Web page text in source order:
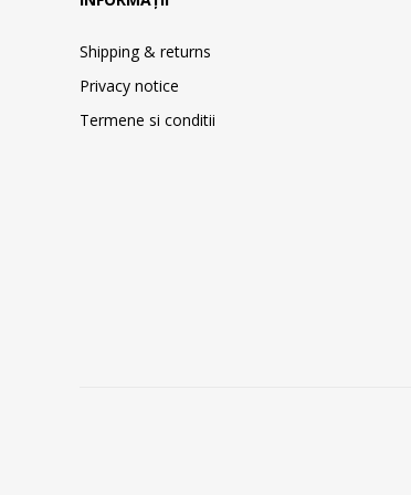
Shipping & returns
Privacy notice
Termene si conditii